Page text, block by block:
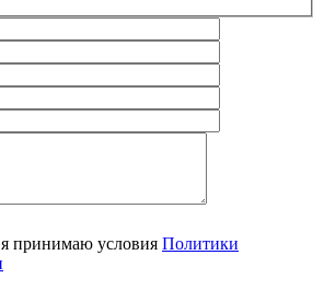
принимаю условия Политики